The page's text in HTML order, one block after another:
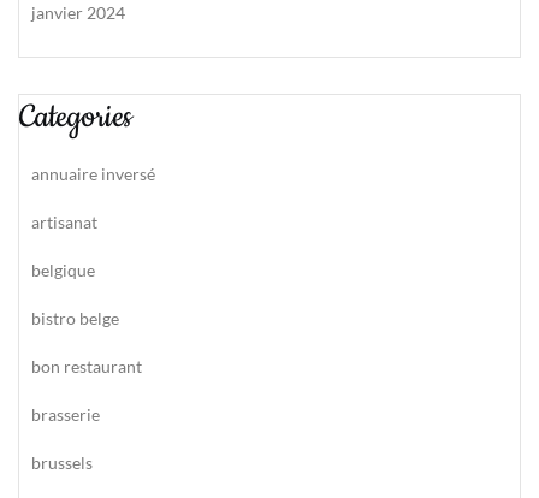
janvier 2024
Categories
annuaire inversé
artisanat
belgique
bistro belge
bon restaurant
brasserie
brussels